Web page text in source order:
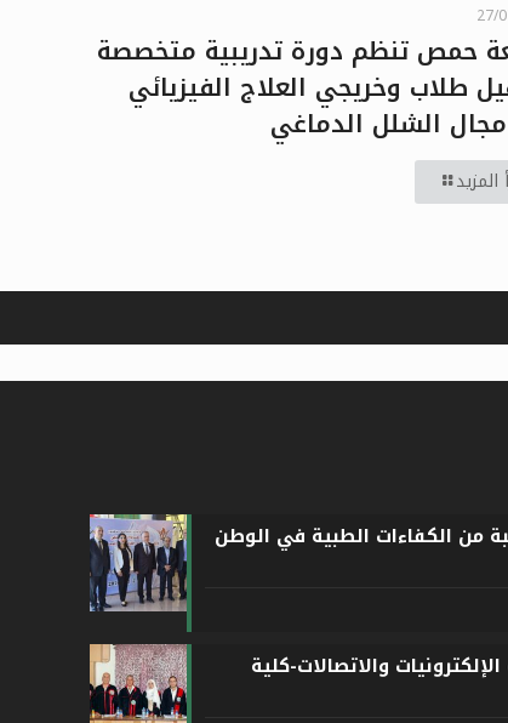
27/
حمص تنظم دورة تدريبية متخصصة
طلاب وخريجي العلاج الفيزيائي
الشلل الدماغي
المزيد
من الكفاءات الطبية في الوطن
والاتصالات-كلية